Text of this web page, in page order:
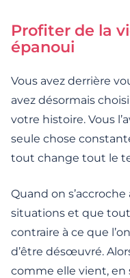
Profiter de la
épanoui
Vous avez derrière
avez désormais
votre histoire. Vous
seule chose
tout change tout le
Quand on
situations et que
contraire à ce que
d’être désœuvré.
comme elle vient, en